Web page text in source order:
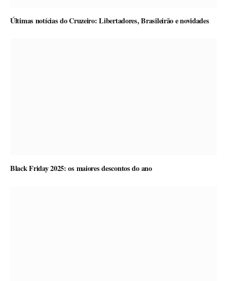
Últimas notícias do Cruzeiro: Libertadores, Brasileirão e novidades
Black Friday 2025: os maiores descontos do ano